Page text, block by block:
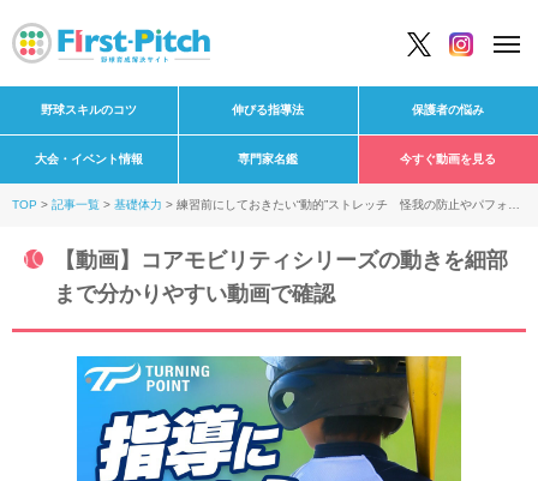
野球スキルのコツ 伸びる指導法 保護者の悩み
大会・イベント情報 専門家名鑑 今すぐ動画を見る
TOP 記事一覧 基礎体力
練習前にしておきたい“動的”ストレッチ 怪我の防止やパフォー
【動画】コアモビリティシリーズの動きを細部
まで分かりやすい動画で確認